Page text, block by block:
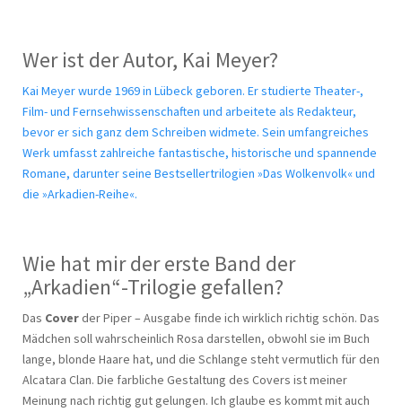
Wer ist der Autor, Kai Meyer?
Kai Meyer wurde 1969 in Lübeck geboren. Er studierte Theater-,
Film- und Fernsehwissenschaften und arbeitete als Redakteur,
bevor er sich ganz dem Schreiben widmete. Sein umfangreiches
Werk umfasst zahlreiche fantastische, historische und spannende
Romane, darunter seine Bestsellertrilogien »Das Wolkenvolk« und
die »Arkadien-Reihe«.
Wie hat mir der erste Band der
„Arkadien“-Trilogie gefallen?
Das Coverder Piper – Ausgabe finde ich wirklich richtig schön. Das
Mädchen soll wahrscheinlich Rosa darstellen, obwohl sie im Buch
lange, blonde Haare hat, und die Schlange steht vermutlich für den
Alcatara Clan. Die farbliche Gestaltung des Covers ist meiner
Meinung nach richtig gut gelungen. Ich glaube es kommt mit auch